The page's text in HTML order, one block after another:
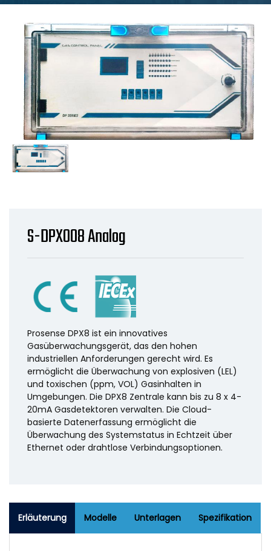
S-DPX008 Analog
Prosense DPX8 ist ein innovatives
Gasüberwachungsgerät, das den hohen
industriellen Anforderungen gerecht wird. Es
ermöglicht die Überwachung von explosiven (LEL)
und toxischen (ppm, VOL) Gasinhalten in
Umgebungen. Die DPX8 Zentrale kann bis zu 8 x 4-
20mA Gasdetektoren verwalten. Die Cloud-
basierte Datenerfassung ermöglicht die
Überwachung des Systemstatus in Echtzeit über
Ethernet oder drahtlose Verbindungsoptionen.
Erläuterung Modelle Unterlagen Spezifikation